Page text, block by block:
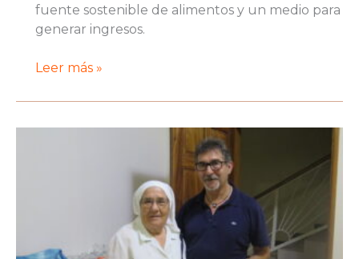
fuente sostenible de alimentos y un medio para
generar ingresos.
Proyecto
Siga
Leer más »